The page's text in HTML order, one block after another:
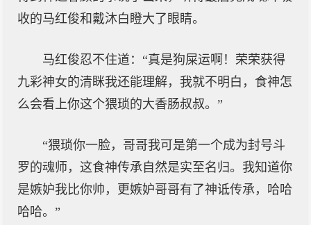
收的马红俊和戴沐白瞪大了眼睛。
马红俊忍不住道：“真是狗屎运啊！荣荣获得
九彩神女的清眯我还能理解，我就不明白，食神怎
么会看上你这个猥琐的大香肠叔叔。”
“猥琐你一脸，哥哥我可是第一个成为封号斗
罗的魂师，这食神传承自然是实至名归。我知道你
是嫉妒我比你帅，更嫉妒哥哥有了神诋传承，哈哈
哈哈。”